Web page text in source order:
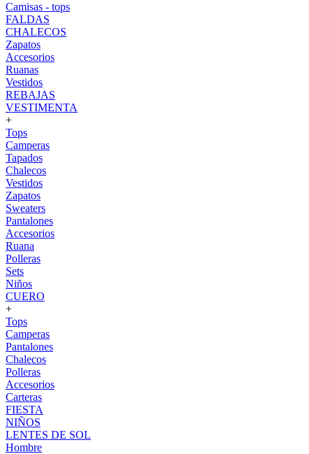
Camisas - tops
FALDAS
CHALECOS
Zapatos
Accesorios
Ruanas
Vestidos
REBAJAS
VESTIMENTA
+
Tops
Camperas
Tapados
Chalecos
Vestidos
Zapatos
Sweaters
Pantalones
Accesorios
Ruana
Polleras
Sets
Niños
CUERO
+
Tops
Camperas
Pantalones
Chalecos
Polleras
Accesorios
Carteras
FIESTA
NIÑOS
LENTES DE SOL
Hombre